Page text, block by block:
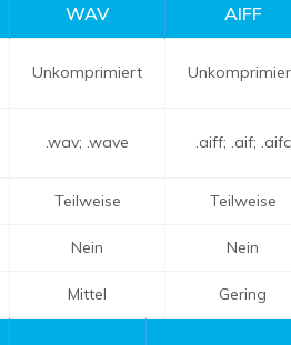
WAV AIFF
Unkomprimiert
.wav; .wave .aiff; .aif; .aifc
Teilweise Teilweise
Nein Nein
Mittel Gering